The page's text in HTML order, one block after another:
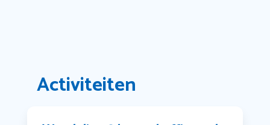
Activiteiten